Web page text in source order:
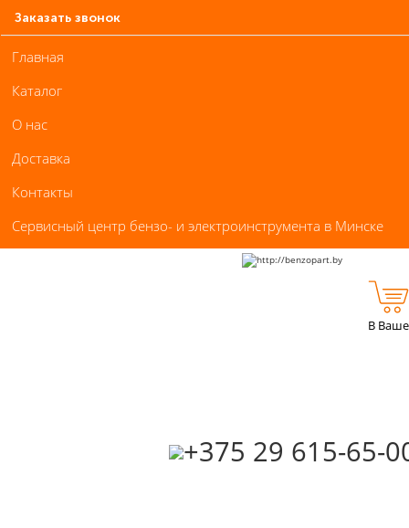
Заказать звонок
Главная
Каталог
О нас
Доставка
Контакты
Сервисный центр бензо- и электроинструмента в Минске
‎+375 29 615-65-
В